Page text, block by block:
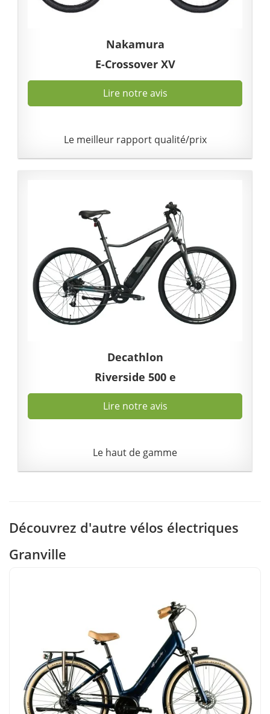
Nakamura
E-Crossover XV
Lire notre avis
Le meilleur rapport qualité/prix
Decathlon
Riverside 500 e
Lire notre avis
Le haut de gamme
Découvrez d'autre vélos électriques
Granville